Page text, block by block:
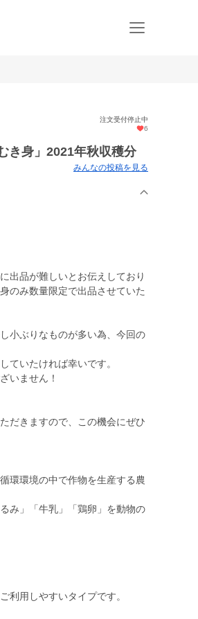
注文受付停止中
6
き身」2021年秋収穫分
みんなの投稿を見る
出品が難しいとお伝えしており
のみ数量限定で出品させていた
小ぶりなものが多い為、今回の
ていたければ幸いです。
いません！
だきますので、この機会にぜひ
環環境の中で作物を生産する農
み」「牛乳」「鶏卵」を動物の
利用しやすいタイプです。